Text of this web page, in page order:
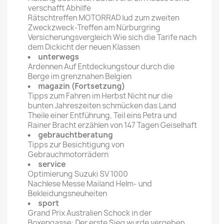
verschafft Abhilfe
Rätschtreffen MOTORRAD lud zum zweiten
Zweckzweck-Treffen am Nürburgring
Versicherungsvergleich Wie sich die Tarife nach
dem Dickicht der neuen Klassen
unterwegs
Ardennen Auf Entdeckungstour durch die
Berge im grenznahen Belgien
magazin (Fortsetzung)
Tipps zum Fahren im Herbst Nicht nur die
bunten Jahreszeiten schmücken das Land
Theile einer Entführung, Teil eins Petra und
Rainer Bracht erzählen von 147 Tagen Geiselhaft
gebrauchtberatung
Tipps zur Besichtigung von
Gebrauchmotorrädern
service
Optimierung Suzuki SV 1000
Nachlese Messe Mailand Helm- und
Bekleidungsneuheiten
sport
Grand Prix Australien Schock in der